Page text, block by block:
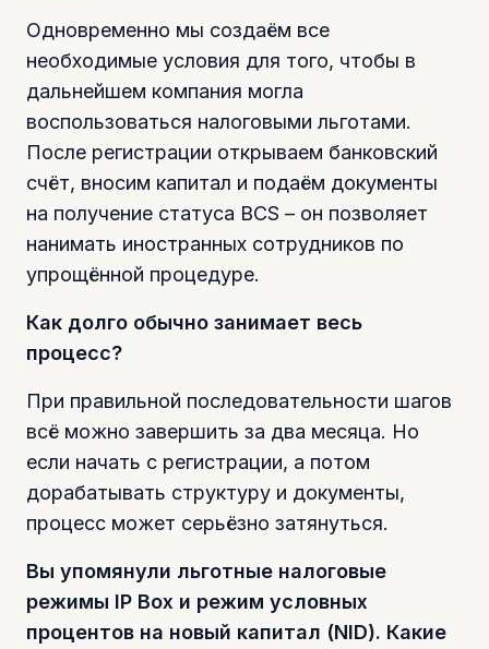
Одновременно мы создаём все
необходимые условия для того, чтобы в
дальнейшем компания могла
воспользоваться налоговыми льготами.
После регистрации открываем банковский
счёт, вносим капитал и подаём документы
на получение статуса BCS – он позволяет
нанимать иностранных сотрудников по
упрощённой процедуре.
Как долго обычно занимает весь
процесс?
При правильной последовательности шагов
всё можно завершить за два месяца. Но
если начать с регистрации, а потом
дорабатывать структуру и документы,
процесс может серьёзно затянуться.
Вы упомянули льготные налоговые
режимы IP Box и режим условных
процентов на новый капитал (NID). Какие